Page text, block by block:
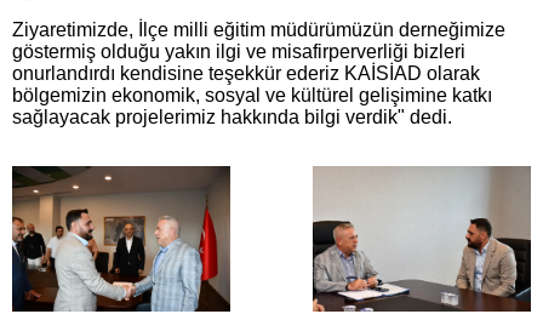
Ziyaretimizde, İlçe milli eğitim müdürümüzün derneğimize
göstermiş olduğu yakın ilgi ve misafirperverliği bizleri
onurlandırdı kendisine teşekkür ederiz KAİSİAD olarak
bölgemizin ekonomik, sosyal ve kültürel gelişimine katkı
sağlayacak projelerimiz hakkında bilgi verdik" dedi.